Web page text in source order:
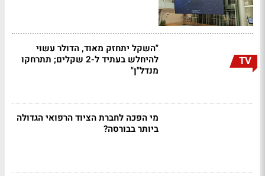
TV
"השקל יתחזק מאוד, הדולר עשוי
להיחלש בעתיד ל-2 שקלים; תתרחקו
מנדל"ן"
מי הפכה לחברת הציוד הרפואי הגדולה
ביותר בבורסה?